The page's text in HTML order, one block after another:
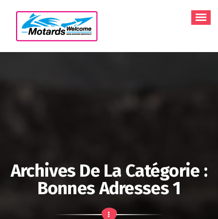
contenu
Archives De La Catégorie :
Bonnes Adresses 1